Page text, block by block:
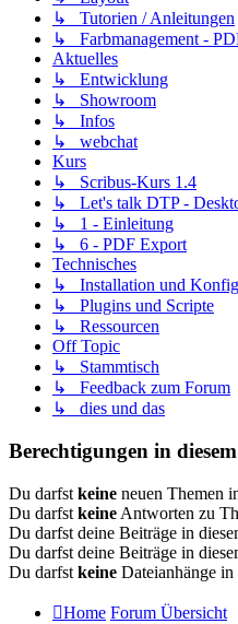
↳ Tutorien / Anleitungen
↳ Farbmanagement -
Aktuelles
↳ Entwicklung
↳ Showroom
↳ Infos
↳ webchat
Kurs
↳ Scribus-Kurs 1.4
↳ Let's talk DTP -
↳ 1 - Einleitung
↳ 6 - PDF Export
Technisches
↳ Installation und
↳ Plugins und Scripte
↳ Ressourcen
Off Topic
↳ Stammtisch
↳ Feedback zum Forum
↳ dies und das
Berechtigungen in
Du darfst keine neuen Themen
Du darfst keine Antworten zu
Du darfst deine Beiträge in
Du darfst deine Beiträge in
Du darfst keine Dateianhänge in
Home Forum Übersicht